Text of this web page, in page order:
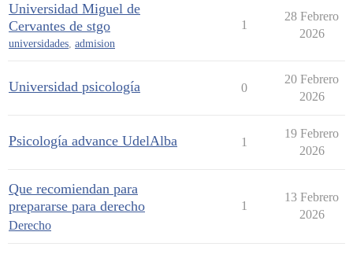
Universidad Miguel de
Cervantes de stgo
universidades, admision
1
28 Febrero
2026
Universidad psicología 0
20 Febrero
2026
Psicología advance UdelAlba 1
19 Febrero
2026
Que recomiendan para
prepararse para derecho
Derecho
1
13 Febrero
2026